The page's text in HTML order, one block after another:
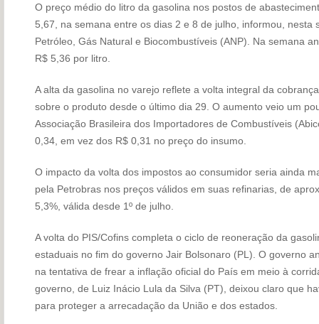
O preço médio do litro da gasolina nos postos de
5,67, na semana entre os dias 2 e 8 de julho, informou, nesta
Petróleo, Gás Natural e Biocombustíveis (ANP). Na semana
R$ 5,36 por litro.
A alta da gasolina no varejo reflete a volta integral da
sobre o produto desde o último dia 29. O aumento veio um
Associação Brasileira dos Importadores de Combustíveis
0,34, em vez dos R$ 0,31 no preço do insumo.
O impacto da volta dos impostos ao consumidor seria ainda
pela Petrobras nos preços válidos em suas refinarias, de
5,3%, válida desde 1º de julho.
A volta do PIS/Cofins completa o ciclo de reoneração da
estaduais no fim do governo Jair Bolsonaro (PL). O governo
na tentativa de frear a inflação oficial do País em meio à
governo, de Luiz Inácio Lula da Silva (PT), deixou claro que
para proteger a arrecadação da União e dos estados.